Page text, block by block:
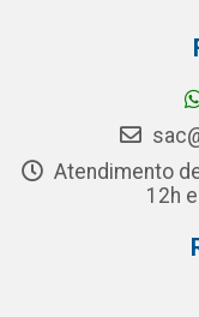
Atendimento
12h